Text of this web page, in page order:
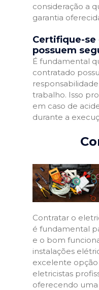
consideração a
garantia
Certifique-se
possuem
É fundamental
contratado
trabalho. Isso
em caso de
durante a
Contratar o
é fundamental
e o bom
instalações
excelente
eletricistas
oferecendo